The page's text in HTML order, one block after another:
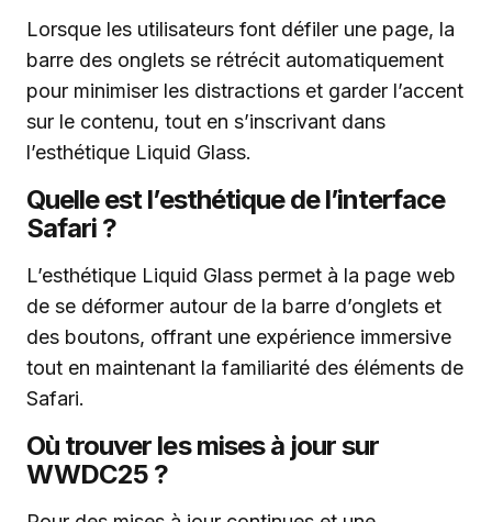
Lorsque les utilisateurs font défiler une page, la
barre des onglets se rétrécit automatiquement
pour minimiser les distractions et garder l’accent
sur le contenu, tout en s’inscrivant dans
l’esthétique Liquid Glass.
Quelle est l’esthétique de l’interface
Safari ?
L’esthétique Liquid Glass permet à la page web
de se déformer autour de la barre d’onglets et
des boutons, offrant une expérience immersive
tout en maintenant la familiarité des éléments de
Safari.
Où trouver les mises à jour sur
WWDC25 ?